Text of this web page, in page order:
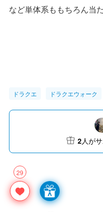
など単体系ももちろん当
ドラクエ ドラクエウォーク
29
2人が